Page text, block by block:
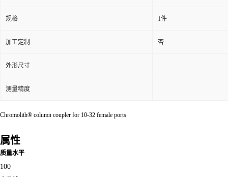
规格 1件
加工定制 否
外形尺寸
测量精度
Chromolith® column coupler for 10-32 female ports
属性
质量水平
100